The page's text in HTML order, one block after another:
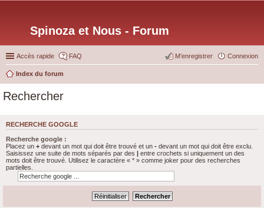
Spinoza et Nous - Forum
Accès rapide FAQ Connexion
M’enregistrer
Index du forum
Rechercher
RECHERCHE GOOGLE
Recherche google :
Placez un + devant un mot qui doit être trouvé et un - devant un mot qui doit être exclu.
Saisissez une suite de mots séparés par des | entre crochets si uniquement un des
mots doit être trouvé. Utilisez le caractère « * » comme joker pour des recherches
partielles.